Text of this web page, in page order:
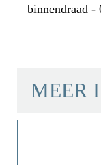
binnendraad -
MEER